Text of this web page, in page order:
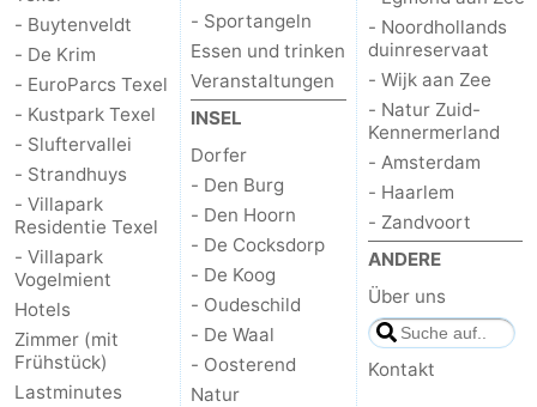
Reisebuchshop
Medizin
Adressen
Region
Watteninseln
-
Schiermonnikoog
-
Ameland
-
- Buytenveldt
- De Krim
- EuroParcs Texel
- Kustpark Texel
- Sluftervallei
- Strandhuys
- Villapark
Residentie Texel
- Villapark
Vogelmient
Hotels
Zimmer (mit
Frühstück)
Lastminutes
- Sportangeln
Essen und trinken
Veranstaltungen
INSEL
Dorfer
- Den Burg
- Den Hoorn
- De Cocksdorp
- De Koog
- Oudeschild
- De Waal
- Oosterend
Natur
- Noordhollands
duinreservaat
- Wijk aan Zee
- Natur Zuid-
Kennermerland
- Amsterdam
- Haarlem
- Zandvoort
ANDERE
Über uns
Kontakt